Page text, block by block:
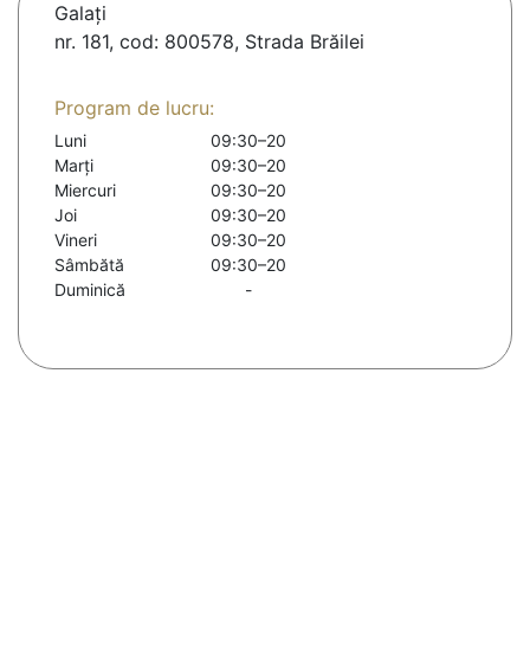
Galaţi
nr. 181, cod: 800578, Strada Brăilei
Program de lucru:
Luni
09:30–20
Marți
09:30–20
Miercuri
09:30–20
Joi
09:30–20
Vineri
09:30–20
Sâmbătă
09:30–20
Duminică
-